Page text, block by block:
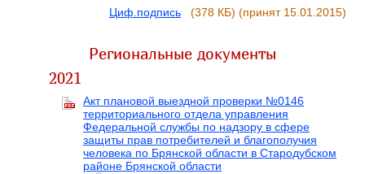
Циф.подпись (378 КБ) (принят 15.01.2015)
Региональные документы
2021
Акт плановой выездной проверки №0146
территориального отдела управления
Федеральной службы по надзору в сфере
защиты прав потребителей и благополучия
человека по Брянской области в Стародубском
районе Брянской области